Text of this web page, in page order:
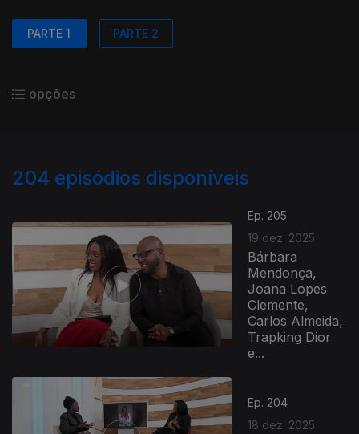
PARTE 1 PARTE 2
opções
204 episódios disponíveis
Ep. 205
19 dez. 2025
Bárbara
Mendonça,
Joana Lopes
Clemente,
Carlos Almeida,
Trapking Dior
e...
Ep. 204
18 dez. 2025